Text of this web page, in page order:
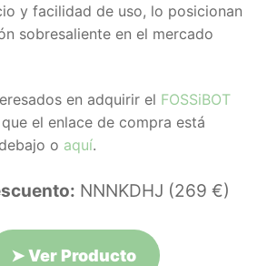
y facilidad de uso, lo posicionan
sobresaliente en el mercado
en adquirir el FOSSiBOT
el enlace de compra está
o aquí.
NNNKDHJ (269 €)
➤Ver Producto